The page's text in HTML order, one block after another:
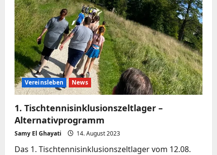
Vereinsleben News
1. Tischtennisinklusionszeltlager –
Alternativprogramm
Samy El Ghayati 14. August 2023
Das 1. Tischtennisinklusionszeltlager vom 12.08.